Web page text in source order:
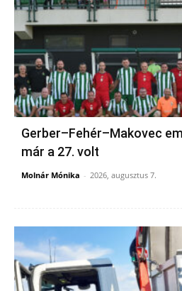
Gerber–Fehér–Makovec
már a 27. volt
Molnár Mónika - 2026, augusztus 7.